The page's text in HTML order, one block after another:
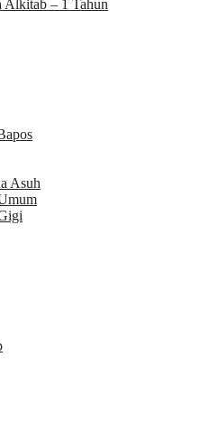
Alkitab – 1 Tahun
Asuh